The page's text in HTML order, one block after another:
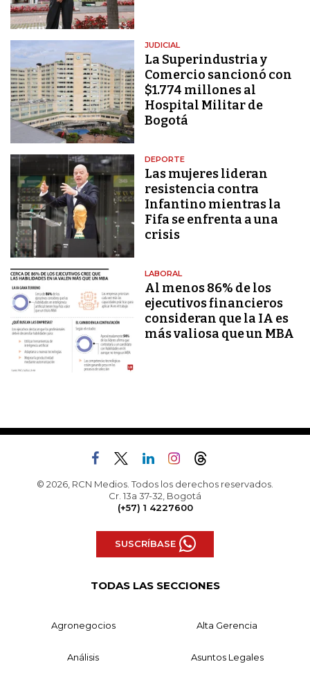
JUDICIAL
La Superindustria y
Comercio sancionó con
$1.774 millones al
Hospital Militar de
Bogotá
DEPORTE
Las mujeres lideran
resistencia contra
Infantino mientras la
Fifa se enfrenta a una
crisis
LABORAL
Al menos 86% de los
ejecutivos financieros
consideran que la IA es
más valiosa que un MBA
© 2026, RCN Medios. Todos los derechos reservados.
Cr. 13a 37-32, Bogotá
(+57) 1 4227600
SUSCRÍBASE
TODAS LAS SECCIONES
Agronegocios Alta Gerencia
Análisis Asuntos Legales